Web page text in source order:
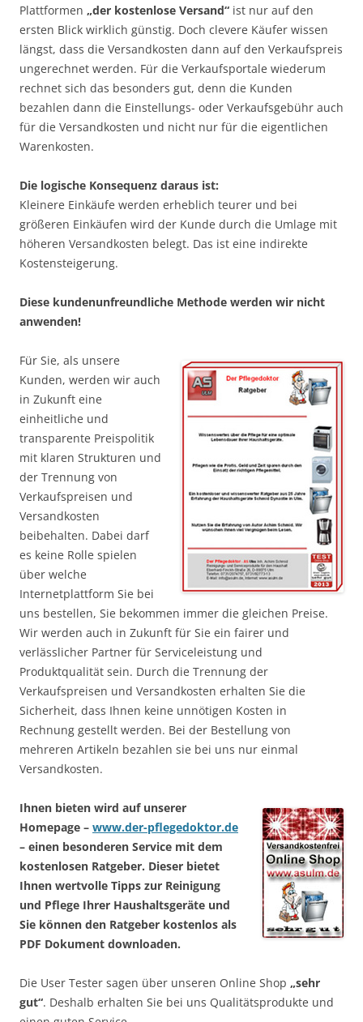
Plattformen „der kostenlose Versand“ ist nur auf den
ersten Blick wirklich günstig. Doch clevere Käufer wissen
längst, dass die Versandkosten dann auf den Verkaufspreis
ungerechnet werden. Für die Verkaufsportale wiederum
rechnet sich das besonders gut, denn die Kunden
bezahlen dann die Einstellungs- oder Verkaufsgebühr auch
für die Versandkosten und nicht nur für die eigentlichen
Warenkosten.
Die logische Konsequenz daraus ist:
Kleinere Einkäufe werden erheblich teurer und bei
größeren Einkäufen wird der Kunde durch die Umlage mit
höheren Versandkosten belegt. Das ist eine indirekte
Kostensteigerung.
Diese kundenunfreundliche Methode werden wir nicht
anwenden!
Für Sie, als unsere
Kunden, werden wir auch
in Zukunft eine
einheitliche und
transparente Preispolitik
mit klaren Strukturen und
der Trennung von
Verkaufspreisen und
Versandkosten
beibehalten. Dabei darf
es keine Rolle spielen
über welche
Internetplattform Sie bei
uns bestellen, Sie bekommen immer die gleichen Preise.
Wir werden auch in Zukunft für Sie ein fairer und
verlässlicher Partner für Serviceleistung und
Produktqualität sein. Durch die Trennung der
Verkaufspreisen und Versandkosten erhalten Sie die
Sicherheit, dass Ihnen keine unnötigen Kosten in
Rechnung gestellt werden. Bei der Bestellung von
mehreren Artikeln bezahlen sie bei uns nur einmal
Versandkosten.
Ihnen bieten wird auf unserer
Homepage – www.der-pflegedoktor.de
– einen besonderen Service mit dem
kostenlosen Ratgeber. Dieser bietet
Ihnen wertvolle Tipps zur Reinigung
und Pflege Ihrer Haushaltsgeräte und
Sie können den Ratgeber kostenlos als
PDF Dokument downloaden.
Die User Tester sagen über unseren Online Shop „sehr
gut“. Deshalb erhalten Sie bei uns Qualitätsprodukte und